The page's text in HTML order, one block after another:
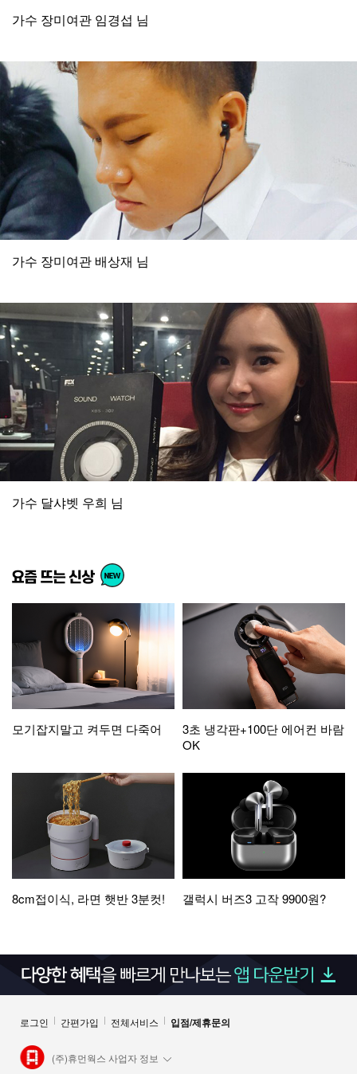
가수 장미여관 임경섭 님
가수 장미여관 배상재 님
가수 달샤벳 우희 님
모기잡지말고 켜두면 다죽어
3초 냉각판+100단 에어컨 바람
OK
8cm접이식, 라면 햇반 3분컷! 갤럭시 버즈3 고작 9900원?
로그인 간편가입 전체서비스 입점/제휴문의
(주)휴먼웍스 사업자 정보